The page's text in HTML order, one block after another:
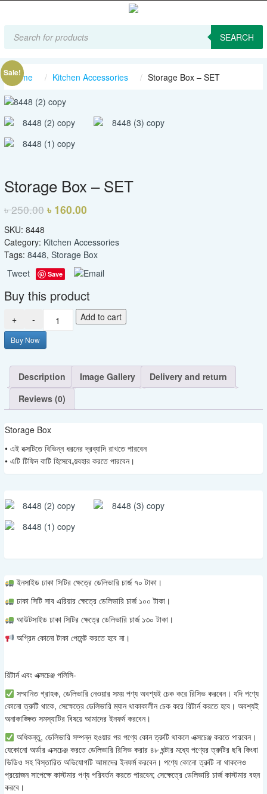
search SEARCH
Home Kitchen Accessories Storage Box – SET
Sale!
Storage Box – SET
৳250.00 ৳ 160.00
SKU: 8448
Category: Kitchen Accessories
Tags: 8448, Storage Box
Tweet
Save
Buy this product
+
Box
SET
quantity
- Add to cart
Buy Now
Description Image Gallery
Delivery and return
Reviews (0)
Storage Box
• এই বক্সটিতে বিভিন্ন ধরনের দ্রব্যাদি রাখতে পারবেন
• এটি টিফিন বাটি হিসেবে ব্য়বহার করতে পারবেন।
ইনসাইড ঢাকা সিটির ক্ষেত্রে ডেলিভারি চার্জ ৭০ টাকা।
ঢাকা সিটি সাব এরিয়ার ক্ষেত্রে ডেলিভারি চার্জ ১০০ টাকা।
আউটসাইড ঢাকা সিটির ক্ষেত্রে ডেলিভারি চার্জ ১৩০ টাকা।
অগ্রিম কোনো টাকা পেমেন্ট করতে হবে না।
রিটার্ন এবং এক্সচেঞ্জ পলিসি-
সম্মানিত গ্রাহক, ডেলিভারি নেওয়ার সময় পণ্য অবশ্যই চেক করে রিসিভ করবেন। যদি পণ্যে
কোনো ত্রুটি থাকে, সেক্ষেত্রে ডেলিভারি ম্যান থাকাকালীন চেক করে রিটার্ন করতে হবে। অবশ্যই
অনাকাঙ্ক্ষিত সমস্যাটির বিষয়ে আমাদের ইনফর্ম করবেন।
অধিকন্তু, ডেলিভারি সম্পন্ন হওয়ার পর পণ্যে কোন ত্রুটি থাকলে এক্সচেঞ্জ করতে পারবেন।
যেকোনো অর্ডার এক্সচেঞ্জ করতে ডেলিভারি রিসিভ করার ৪৮ ঘন্টার মধ্যে পণ্যের ত্রুটির ছবি কিংবা
ভিডিও সহ বিস্তারিত অভিযোগটি আমাদের ইনফর্ম করবেন। পণ্যে কোনো ত্রুটি না থাকলেও
প্রয়োজন সাপেক্ষে কাস্টমার পণ্য পরিবর্তন করতে পারবেন; সেক্ষেত্রে ডেলিভারি চার্জ কাস্টমার বহন
করবে।